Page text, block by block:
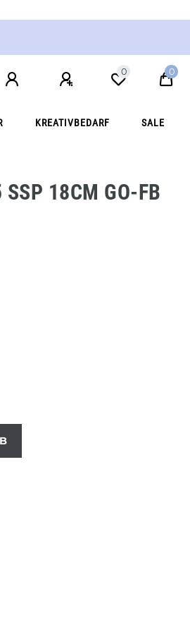
0 0
KREATIVBEDARF SALE
18CM GO-FB F